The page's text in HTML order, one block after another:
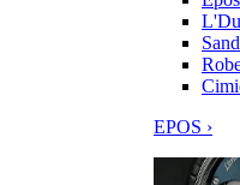
EPOS ›